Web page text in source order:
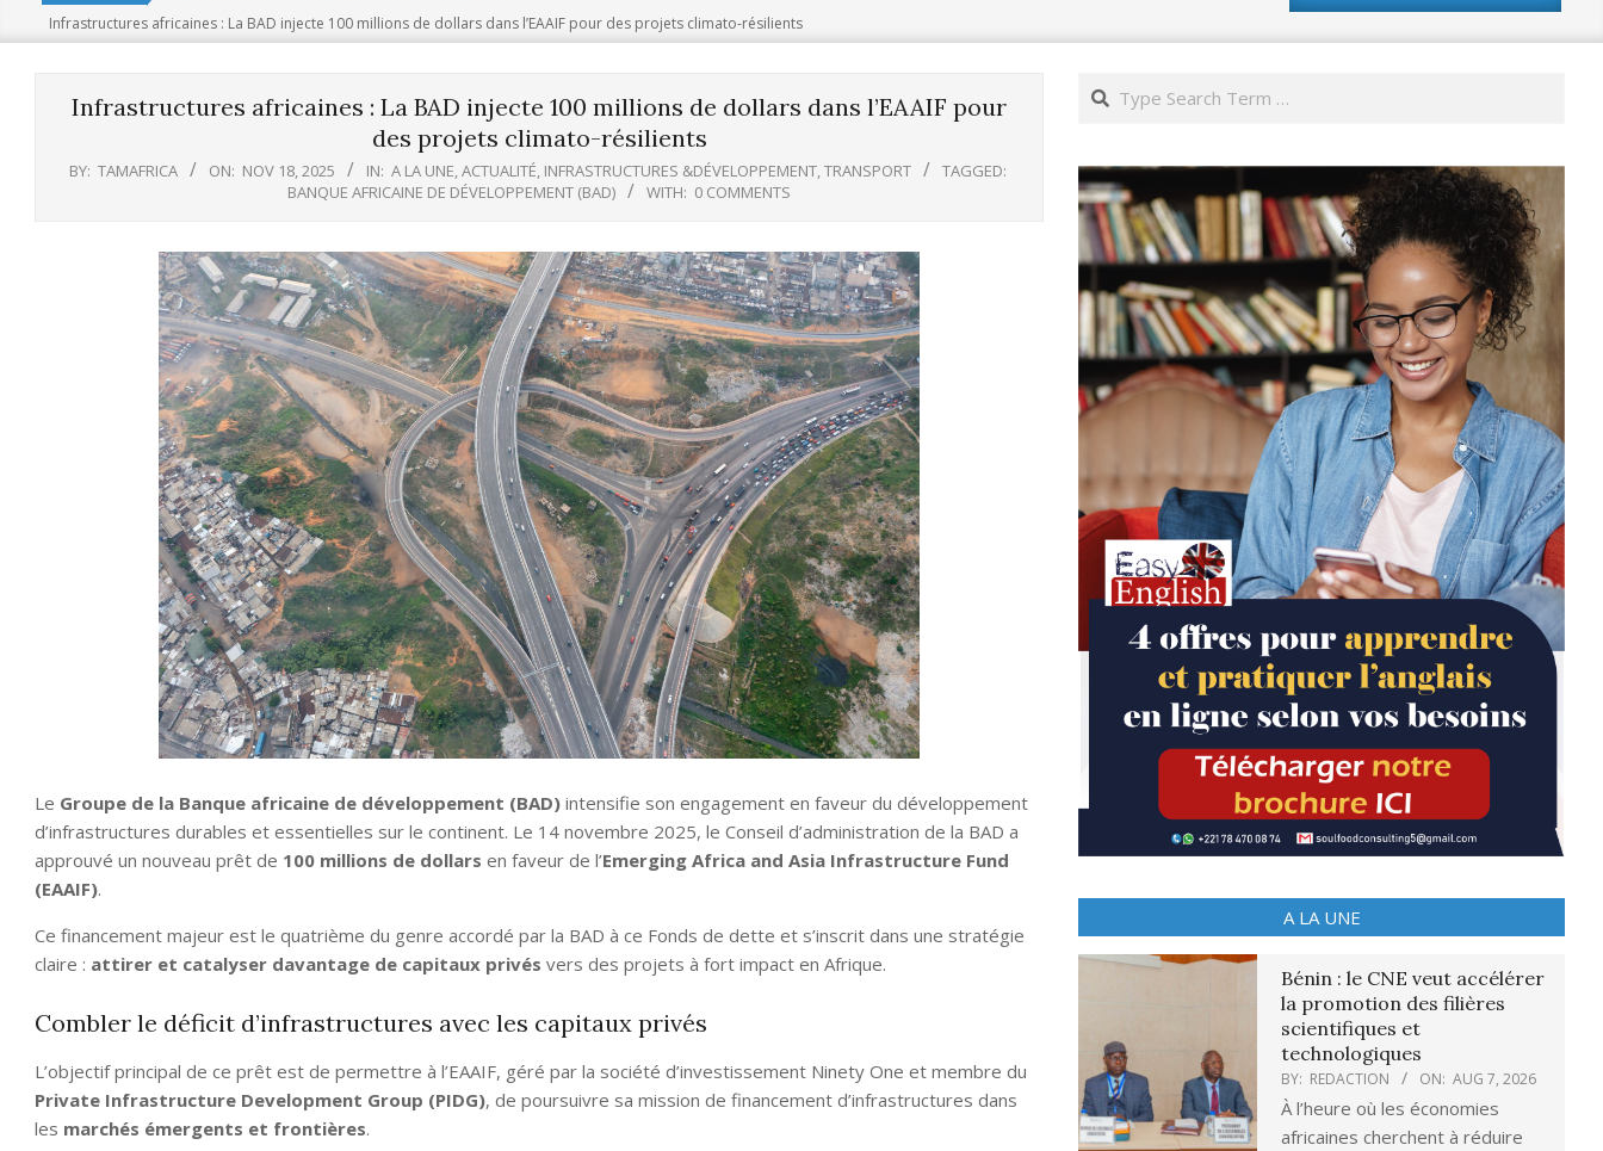
Infrastructures africaines : La BAD injecte 100 millions de dollars dans l’EAAIF pour des projets climato-résilients
Infrastructures africaines : La BAD injecte 100 millions de dollars dans l’EAAIF pour
des projets climato-résilients
BY: TAMAFRICA ON: NOV 18, 2025 IN: A LA UNE,ACTUALITÉ, INFRASTRUCTURES &DÉVELOPPEMENT,TRANSPORT
TAGGED:
BANQUE AFRICAINE DE DÉVELOPPEMENT (BAD)
WITH: 0 COMMENTS
Le Groupe de la Banque africaine de développement (BAD) intensifie son engagement en faveur du développement
d’infrastructures durables et essentielles sur le continent. Le 14 novembre 2025, le Conseil d’administration de la BAD a
approuvé un nouveau prêt de 100 millions de dollars en faveur de l’Emerging Africa and Asia Infrastructure Fund
(EAAIF).
Ce financement majeur est le quatrième du genre accordé par la BAD à ce Fonds de dette et s’inscrit dans une stratégie
claire : attirer et catalyser davantage de capitaux privés vers des projets à fort impact en Afrique.
Combler le déficit d’infrastructures avec les capitaux privés
L’objectif principal de ce prêt est de permettre à l’EAAIF, géré par la société d’investissement Ninety One et membre du
Private Infrastructure Development Group (PIDG), de poursuivre sa mission de financement d’infrastructures dans
les marchés émergents et frontières.
Search
A LA UNE
Bénin : le CNE veut accélérer
la promotion des filières
scientifiques et
technologiques
BY: REDACTION ON: AUG 7, 2026
À l’heure où les économies
africaines cherchent à réduire